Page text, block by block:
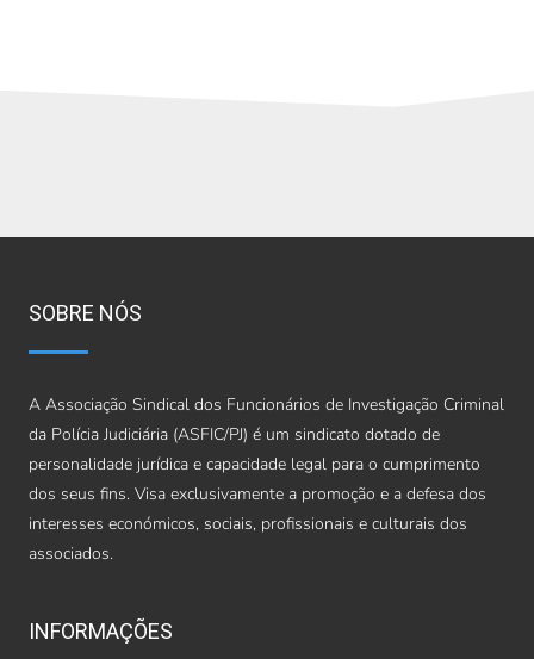
SOBRE NÓS
A Associação Sindical dos Funcionários de Investigação Criminal
da Polícia Judiciária (ASFIC/PJ) é um sindicato dotado de
personalidade jurídica e capacidade legal para o cumprimento
dos seus fins. Visa exclusivamente a promoção e a defesa dos
interesses económicos, sociais, profissionais e culturais dos
associados.
INFORMAÇÕES